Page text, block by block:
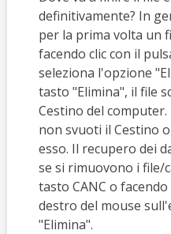
definitivamente? In
per la prima volta un
facendo clic con il
seleziona l'opzione
tasto "Elimina", il file
Cestino del
non svuoti il Cestino
esso. Il recupero dei
se si rimuovono i file/
tasto CANC o
destro del mouse
"Elimina".